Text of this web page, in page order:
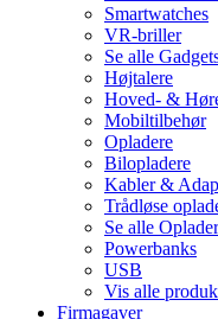
Smartwatches
VR-briller
Se alle
Højtalere
Hoved- &
Mobiltilbehør
Opladere
Bilopladere
Kabler &
Trådløse
Se alle
Powerbanks
USB
Vis alle
Firmagaver